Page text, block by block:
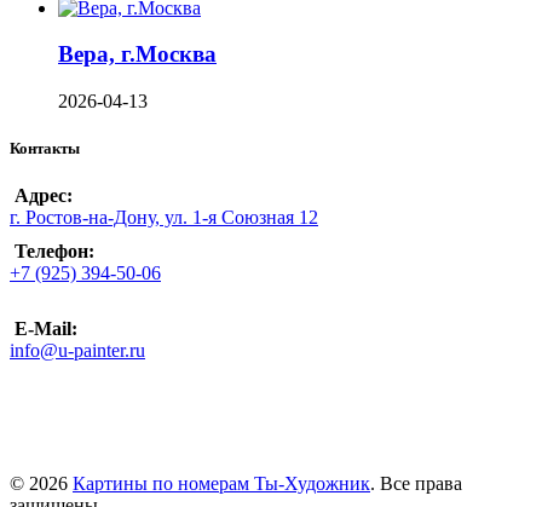
Вера, г.Москва
2026-04-13
Контакты
Адрес:
г. Ростов-на-Дону, ул. 1-я Союзная 12
Телефон:
+7 (925) 394-50-06
E-Mail:
info@u-painter.ru
© 2026 Картины по номерам Ты-Художник. Все права